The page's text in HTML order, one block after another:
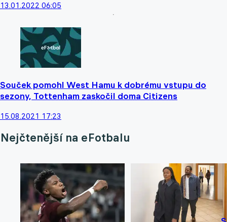
13.01.2022 06:05
Souček pomohl West Hamu k dobrému vstupu do
sezony, Tottenham zaskočil doma Citizens
15.08.2021 17:23
Nejčtenější na eFotbalu